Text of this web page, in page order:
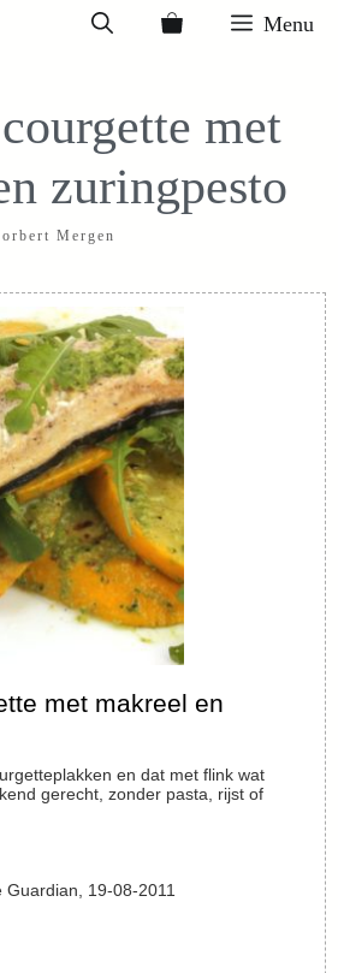
Menu
met
zuringpesto
Mergen
met makreel en
gerecht, zonder pasta, rijst of
19-08-2011